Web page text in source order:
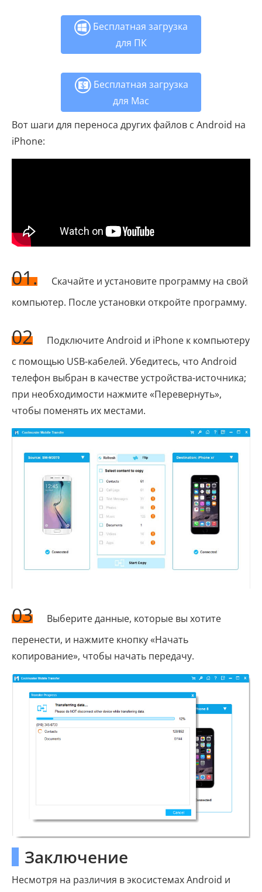
Бесплатная загрузка
для ПК
Бесплатная загрузка
для Mac
Вот шаги для переноса других файлов с Android на
iPhone:
01.
Скачайте и установите программу на свой
компьютер. После установки откройте программу.
02
Подключите Android и iPhone к компьютеру
с помощью USB-кабелей. Убедитесь, что Android
телефон выбран в качестве устройства-источника;
при необходимости нажмите «Перевернуть»,
чтобы поменять их местами.
03
Выберите данные, которые вы хотите
перенести, и нажмите кнопку «Начать
копирование», чтобы начать передачу.
Заключение
Несмотря на различия в экосистемах Android и